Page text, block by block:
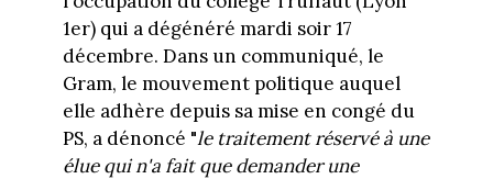
1er) qui a dégénéré mardi soir 17
décembre. Dans un communiqué, le
Gram, le mouvement politique auquel
elle adhère depuis sa mise en congé du
PS, a dénoncé "le traitement réservé à une
élue qui n'a fait que demander une